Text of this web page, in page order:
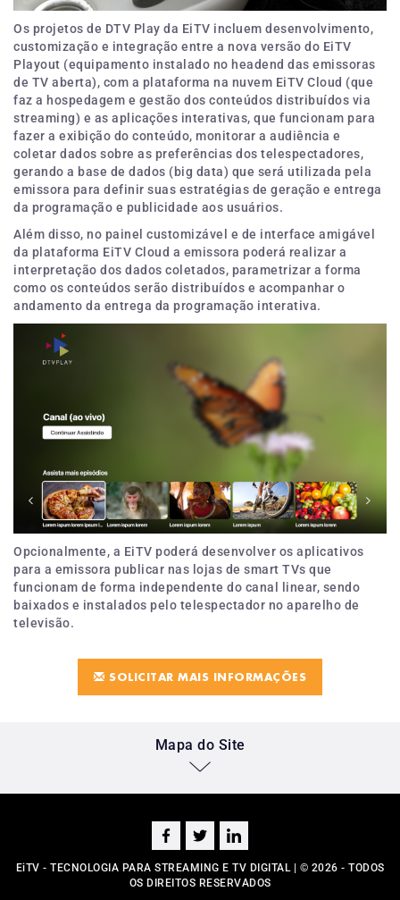
Os projetos de DTV Play da EiTV incluem desenvolvimento,
customização e integração entre a nova versão do EiTV
Playout (equipamento instalado no headend das emissoras
de TV aberta), com a plataforma na nuvem EiTV Cloud (que
faz a hospedagem e gestão dos conteúdos distribuídos via
streaming) e as aplicações interativas, que funcionam para
fazer a exibição do conteúdo, monitorar a audiência e
coletar dados sobre as preferências dos telespectadores,
gerando a base de dados (big data) que será utilizada pela
emissora para definir suas estratégias de geração e entrega
da programação e publicidade aos usuários.
Além disso, no painel customizável e de interface amigável
da plataforma EiTV Cloud a emissora poderá realizar a
interpretação dos dados coletados, parametrizar a forma
como os conteúdos serão distribuídos e acompanhar o
andamento da entrega da programação interativa.
Opcionalmente, a EiTV poderá desenvolver os aplicativos
para a emissora publicar nas lojas de smart TVs que
funcionam de forma independente do canal linear, sendo
baixados e instalados pelo telespectador no aparelho de
televisão.
SOLICITAR MAIS INFORMAÇÕES
Mapa do Site
EiTV - TECNOLOGIA PARA STREAMING E TV DIGITAL | © 2026 - TODOS
OS DIREITOS RESERVADOS